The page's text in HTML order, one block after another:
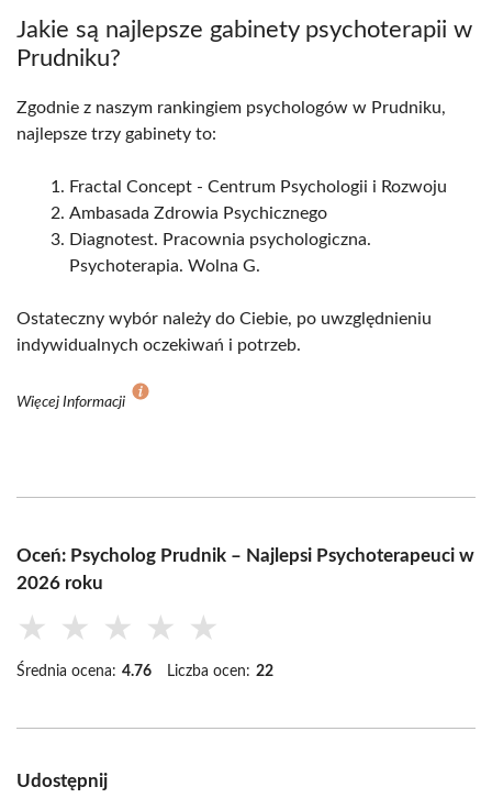
Jakie są najlepsze gabinety psychoterapii w
Prudniku?
Zgodnie z naszym rankingiem psychologów w Prudniku,
najlepsze trzy gabinety to:
Fractal Concept - Centrum Psychologii i Rozwoju
Ambasada Zdrowia Psychicznego
Diagnotest. Pracownia psychologiczna.
Psychoterapia. Wolna G.
Ostateczny wybór należy do Ciebie, po uwzględnieniu
indywidualnych oczekiwań i potrzeb.
Więcej Informacji
Oceń: Psycholog Prudnik – Najlepsi Psychoterapeuci w
2026 roku
★ ★ ★ ★ ★
Średnia ocena: 4.76 Liczba ocen: 22
Udostępnij